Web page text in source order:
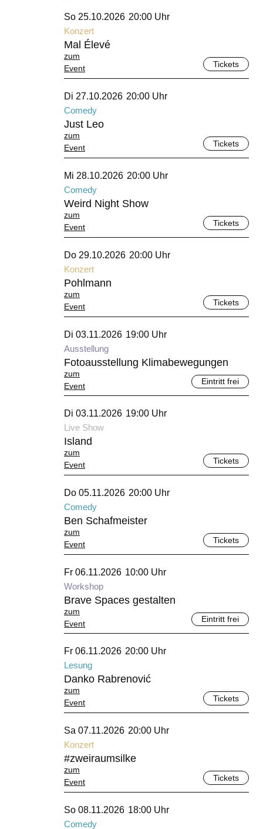
Oktober 2026
So 25.10.2026 20:00 Uhr
Konzert
Tickets
Mal Élevé
zum
Event
Oktober 2026
Di 27.10.2026 20:00 Uhr
Comedy
Tickets
Just Leo
zum
Event
Oktober 2026
Mi 28.10.2026 20:00 Uhr
Comedy
Tickets
Weird Night Show
zum
Event
Oktober 2026
Do 29.10.2026 20:00 Uhr
Konzert
Tickets
Pohlmann
zum
Event
November 2026
Di 03.11.2026 19:00 Uhr
Ausstellung
Eintritt frei
Fotoausstellung Klimabewegungen
zum
Event
November 2026
Di 03.11.2026 19:00 Uhr
Live Show
Tickets
Island
zum
Event
November 2026
Do 05.11.2026 20:00 Uhr
Comedy
Tickets
Ben Schafmeister
zum
Event
November 2026
Fr 06.11.2026 10:00 Uhr
Workshop
Eintritt frei
Brave Spaces gestalten
zum
Event
November 2026
Fr 06.11.2026 20:00 Uhr
Lesung
Tickets
Danko Rabrenović
zum
Event
November 2026
Sa 07.11.2026 20:00 Uhr
Konzert
Tickets
#zweiraumsilke
zum
Event
November 2026
So 08.11.2026 18:00 Uhr
Comedy